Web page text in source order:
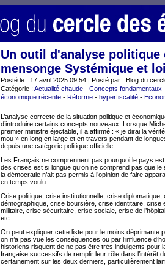
Un outil d'analyse politique
mensonge Systémique et
Posté le : 17 avril 2025 09:54 | Posté par : Blog du
Catégorie : Actualité chaude - Concepts fondamentaux
économique récente - Réforme - hyperfiscalité -
L’analyse correcte de la situation politique et
d’introduire certains concepts nouveaux. Lorsque
premier ministre éjectable, il a affirmé : « je dirai la
mou » en long en large et en travers pendant de
depuis une catégorie politique officielle.
Les Français ne comprennent pas pourquoi le pays
des crises est si longue qu’on ne comprend pas que
la démocratie n’ait pas permis à l’opinion de faire
en temps voulu.
Crise politique, crise institutionnelle, crise
démographique, crise boursière, crise identitaire, crise
militaire, crise sécuritaire, crise sociale, crise de
etc.
On peut expliquer cette liste pour le moins déprimante
on n’a pas vue les conséquences ou par l’influence
historiens risquent de ne pas être très indulgents pour
française successifs de remplir leur rôle dans l’intérêt
certainement sur les deux derniers, particulièrement